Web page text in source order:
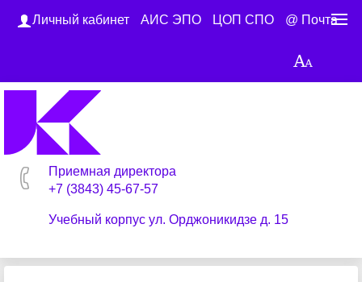
Личный кабинет АИС ЭПО ЦОП СПО @ Почта
Приемная директора
+7 (3843) 45-67-57
Учебный корпус ул. Орджоникидзе д. 15